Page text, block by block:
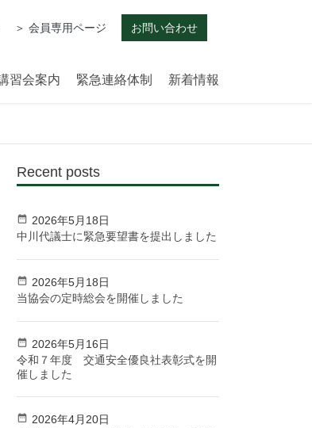
＞ 会員専用ページ お問い合わせ
習会案内 緊急連絡体制 新着情報
Recent posts
2026年5月18日
中川代議士に緊急要望書を提出しました
2026年5月18日
当協会の定時総会を開催しました
2026年5月16日
令和７年度 交通安全優良社表彰式を開
催しました
2026年4月20日